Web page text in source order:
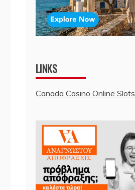
LINKS
Canada Casino Online Slots